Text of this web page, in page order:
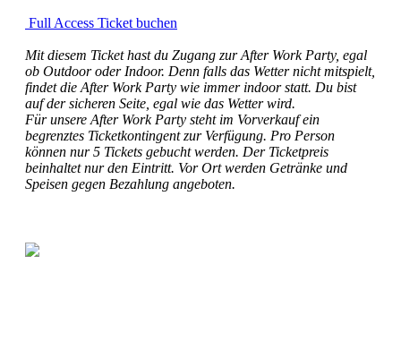
Full Access Ticket buchen
Mit diesem Ticket hast du Zugang zur After Work Party, egal
ob Outdoor oder Indoor. Denn falls das Wetter nicht mitspielt,
findet die After Work Party wie immer indoor statt. Du bist
auf der sicheren Seite, egal wie das Wetter wird.
Für unsere After Work Party steht im Vorverkauf ein
begrenztes Ticketkontingent zur Verfügung. Pro Person
können nur 5 Tickets gebucht werden. Der Ticketpreis
beinhaltet nur den Eintritt. Vor Ort werden Getränke und
Speisen gegen Bezahlung angeboten.